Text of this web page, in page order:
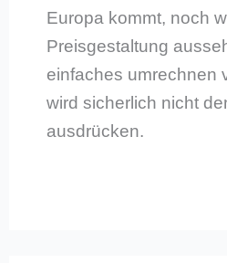
Europa kommt, noch
Preisgestaltung
einfaches umrechnen
wird sicherlich nicht
ausdrücken.